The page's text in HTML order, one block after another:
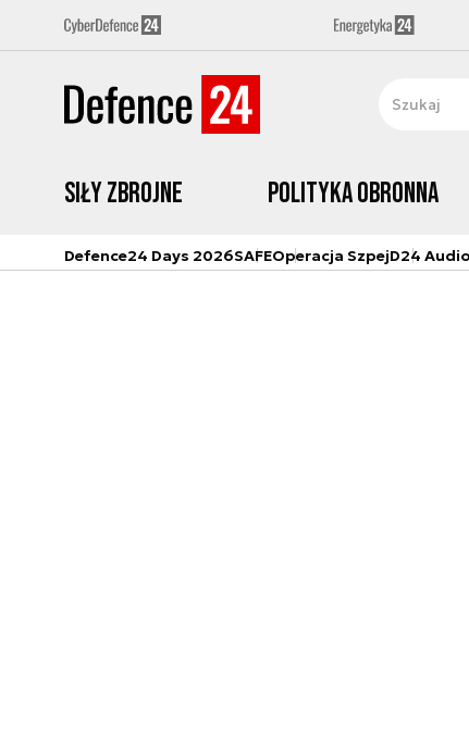
Siły zbrojne Polityka obronna
Defence24 Days 2026SAFEOperacja SzpejD24 Audio